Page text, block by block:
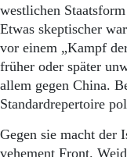
westlichen
Etwas skeptischer
vor einem „Kampf
früher oder später
allem gegen China.
Standardrepertoire
Gegen sie macht der
vehement Front.